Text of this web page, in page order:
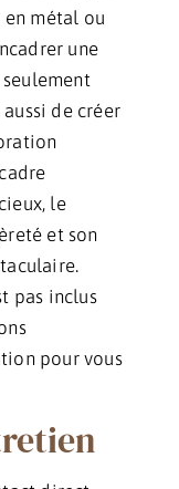
en métal ou
une
aussi de créer
le
et son
pas inclus
pour vous